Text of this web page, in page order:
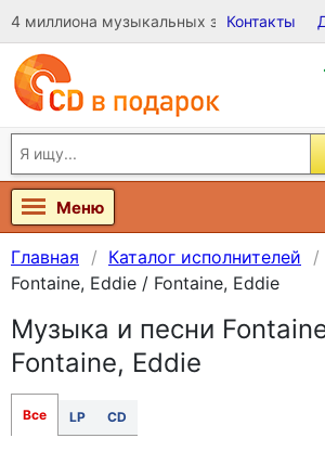
4 миллиона музыкальных записей на
Контакты
Меню
Главная Каталог исполнителей
Fontaine, Eddie / Fontaine, Eddie
Музыка и песни
Fontaine, Eddie
Все LP CD